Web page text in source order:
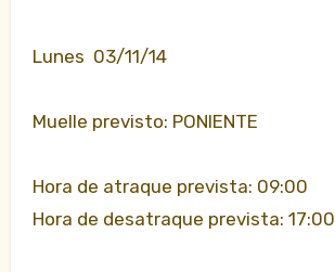
Lunes 03/11/14
Muelle previsto: PONIENTE
Hora de atraque prevista: 09:00
Hora de desatraque prevista: 17:00